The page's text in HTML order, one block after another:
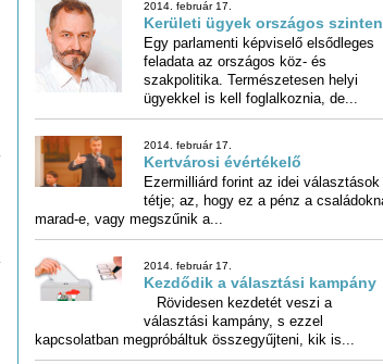
2014. február 17.
Kerületi ügyek országos szinten
Egy parlamenti képviselő elsődleges
feladata az országos köz- és
szakpolitika. Természetesen helyi
ügyekkel is kell foglalkoznia, de...
2014. február 17.
Kertvárosi évértékelő
Ezermilliárd forint az idei választások
tétje; az, hogy ez a pénz a családoknál
marad-e, vagy megszűnik a...
2014. február 17.
Kezdődik a választási kampány
Rövidesen kezdetét veszi a
választási kampány, s ezzel
kapcsolatban megpróbáltuk összegyűjteni, kik is...